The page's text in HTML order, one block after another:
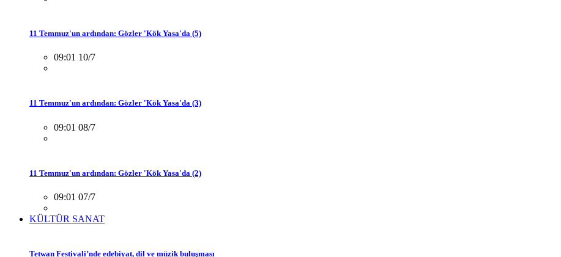
11 Temmuz'un ardından: Gözler 'Kök Yasa'da (5)
09:01 10/7
11 Temmuz'un ardından: Gözler 'Kök Yasa'da (3)
09:01 08/7
11 Temmuz'un ardından: Gözler 'Kök Yasa'da (2)
09:01 07/7
KÜLTÜR SANAT
Tetwan Festivali’nde edebiyat, dil ve müzik buluşması